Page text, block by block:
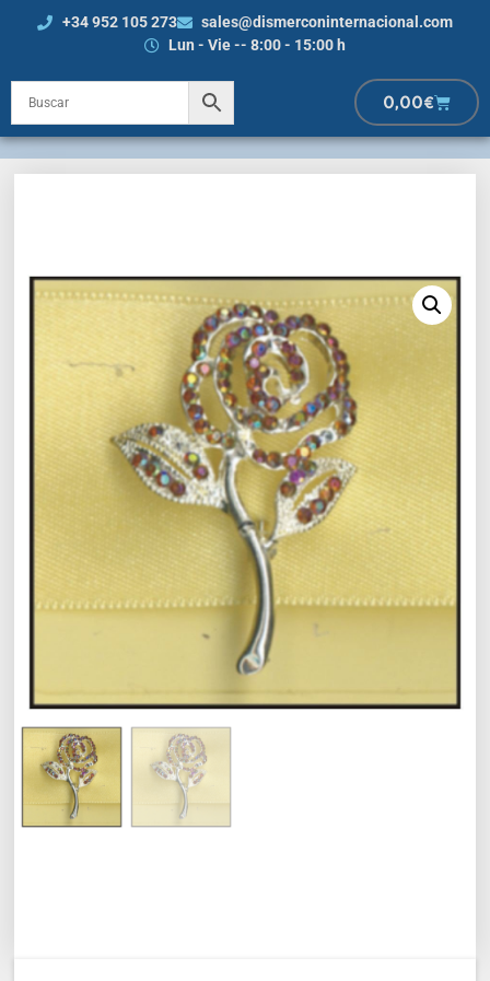
+34 952 105 273
sales@dismerconinternacional.com
Lun - Vie -- 8:00 - 15:00 h
0,00€